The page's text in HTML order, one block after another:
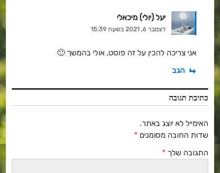
יעל (יולי) מיכאלי
דצמבר 6, 2021 בשעה 15:39
אני צריכה להכין על זה פוסט, אולי בהמשך 🙂
הגב
כתיבת תגובה
האימייל לא יוצג באתר.
שדות החובה מסומנים *
התגובה שלך *